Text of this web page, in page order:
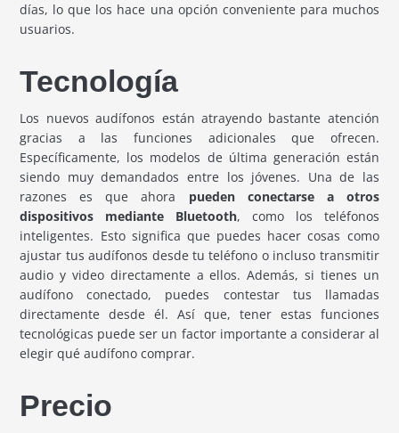
días, lo que los hace una opción conveniente para muchos
usuarios.
Tecnología
Los nuevos audífonos están atrayendo bastante atención
gracias a las funciones adicionales que ofrecen.
Específicamente, los modelos de última generación están
siendo muy demandados entre los jóvenes. Una de las
razones es que ahora pueden conectarse a otros
dispositivos mediante Bluetooth, como los teléfonos
inteligentes. Esto significa que puedes hacer cosas como
ajustar tus audífonos desde tu teléfono o incluso transmitir
audio y video directamente a ellos. Además, si tienes un
audífono conectado, puedes contestar tus llamadas
directamente desde él. Así que, tener estas funciones
tecnológicas puede ser un factor importante a considerar al
elegir qué audífono comprar.
Precio